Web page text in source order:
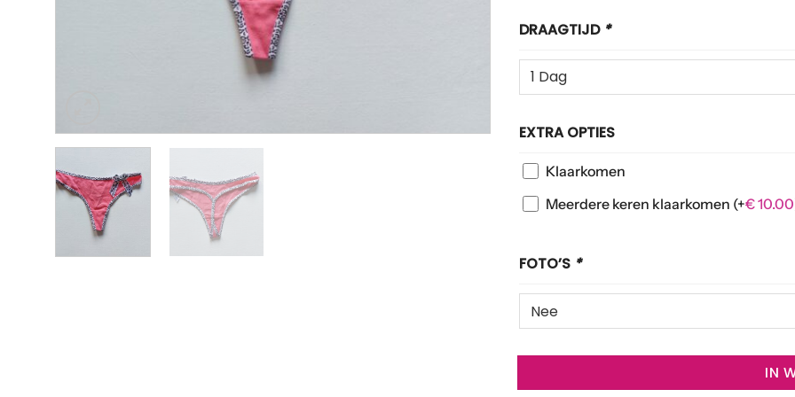
DRAAGTIJD *
EXTRA OPTIES
Klaarkomen
Meerdere keren klaarkomen (+€10.00
FOTO’S *
IN